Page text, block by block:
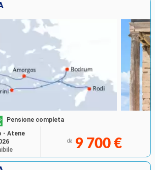
Pensione completa
da 9 700 €
- Atene